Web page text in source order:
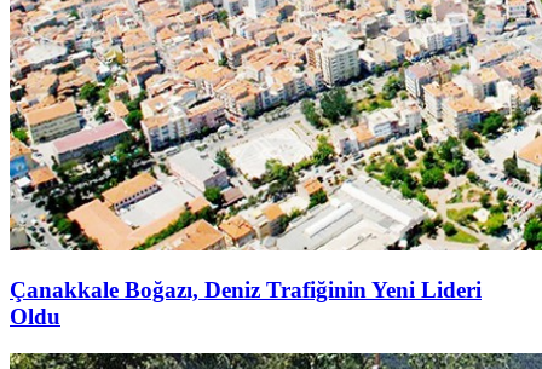
Çanakkale Boğazı, Deniz Trafiğinin Yeni Lideri
Oldu